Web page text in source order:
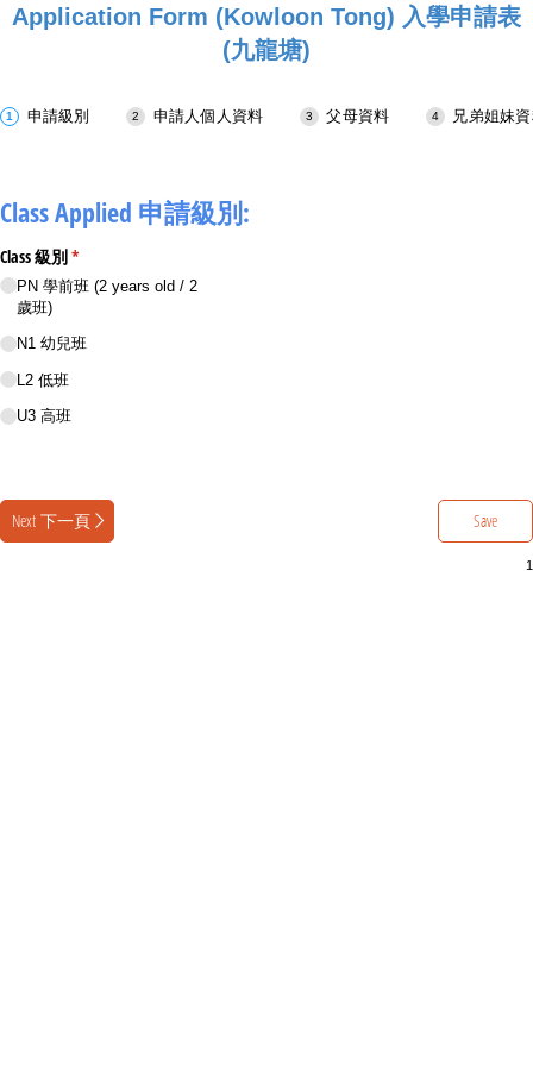
Application Form (Kowloon Tong) 入學申請表
(九龍塘)
申請級別 申請人個人資料 父母資料 兄弟姐妹
Class Applied 申請級別:
Class 級別*
(required)
PN 學前班 (2 years old /​ 2
歲班)
N1 幼兒班
L2 低班
U3 高班
Next 下一頁 Save